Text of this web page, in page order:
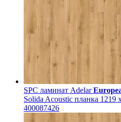
SPC ламинат Adelar
Solida Acoustic планка
400087426